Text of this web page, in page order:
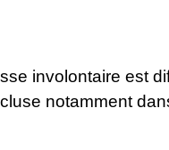
involontaire est
notamment